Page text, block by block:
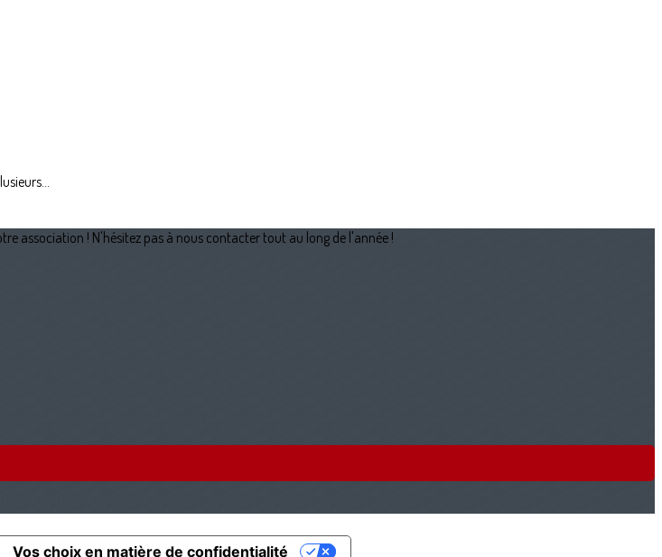
association ! N'hésitez pas à nous contacter tout au long de l'année !
Vos choix en matière de confidentialité